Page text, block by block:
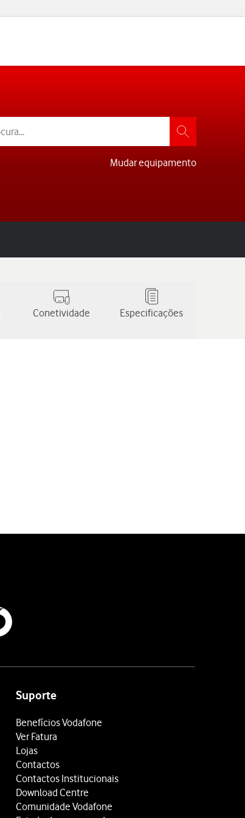
Mudar equipamento
Conetividade Especificações
Suporte
Benefícios Vodafone
Ver Fatura
Lojas
Contactos
Contactos Institucionais
Download Centre
Comunidade Vodafone